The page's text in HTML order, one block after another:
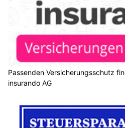
Passenden Versicherungsschutz
insurando AG